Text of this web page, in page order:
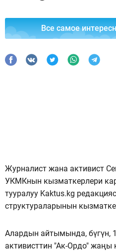
Все самое
Журналист жана активист
УКМКнын кызматкерлери
тууралуу Kaktus.kg
структураларынын
Алардын айтымында, бүгүн,
активисттин "Ак-Ордо" жаңы